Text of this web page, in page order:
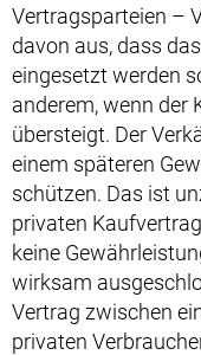
Vertragsparteien –
davon aus, dass
eingesetzt werden
anderem, wenn der
übersteigt. Der
einem späteren
schützen. Das ist
privaten
keine
wirksam
Vertrag zwischen
privaten